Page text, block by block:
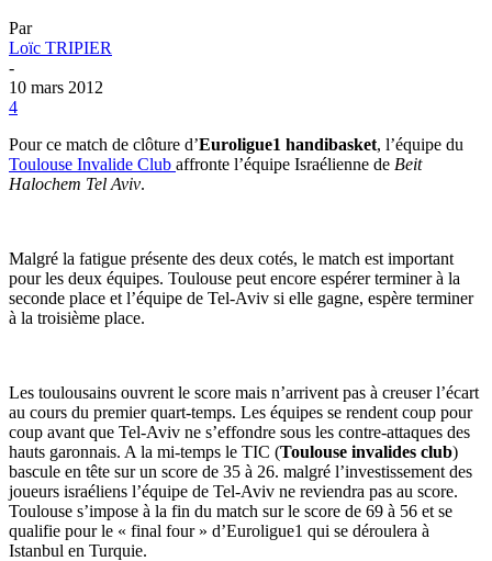
Par
Loïc TRIPIER
-
10 mars 2012
4
Pour ce match de clôture d’Euroligue1 handibasket, l’équipe du
Toulouse Invalide Club affronte l’équipe Israélienne de Beit
Halochem Tel Aviv.
Malgré la fatigue présente des deux cotés, le match est important
pour les deux équipes. Toulouse peut encore espérer terminer à la
seconde place et l’équipe de Tel-Aviv si elle gagne, espère terminer
à la troisième place.
Les toulousains ouvrent le score mais n’arrivent pas à creuser l’écart
au cours du premier quart-temps. Les équipes se rendent coup pour
coup avant que Tel-Aviv ne s’effondre sous les contre-attaques des
hauts garonnais. A la mi-temps le TIC (Toulouse invalides club)
bascule en tête sur un score de 35 à 26. malgré l’investissement des
joueurs israéliens l’équipe de Tel-Aviv ne reviendra pas au score.
Toulouse s’impose à la fin du match sur le score de 69 à 56 et se
qualifie pour le « final four » d’Euroligue1 qui se déroulera à
Istanbul en Turquie.